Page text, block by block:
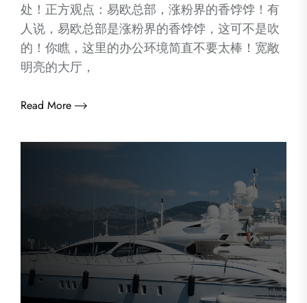
处！正方观点：易欧总部，涨粉界的香饽饽！有
人说，易欧总部是涨粉界的香饽饽，这可不是吹
的！你瞧，这里的办公环境简直不要太棒！宽敞
明亮的大厅，
Read More